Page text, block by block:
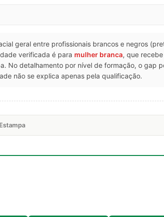
geral entre profissionais brancos e negros
verificada é para mulher branca, que
No detalhamento por nível de formação, o gap
não se explica apenas pela qualificação.